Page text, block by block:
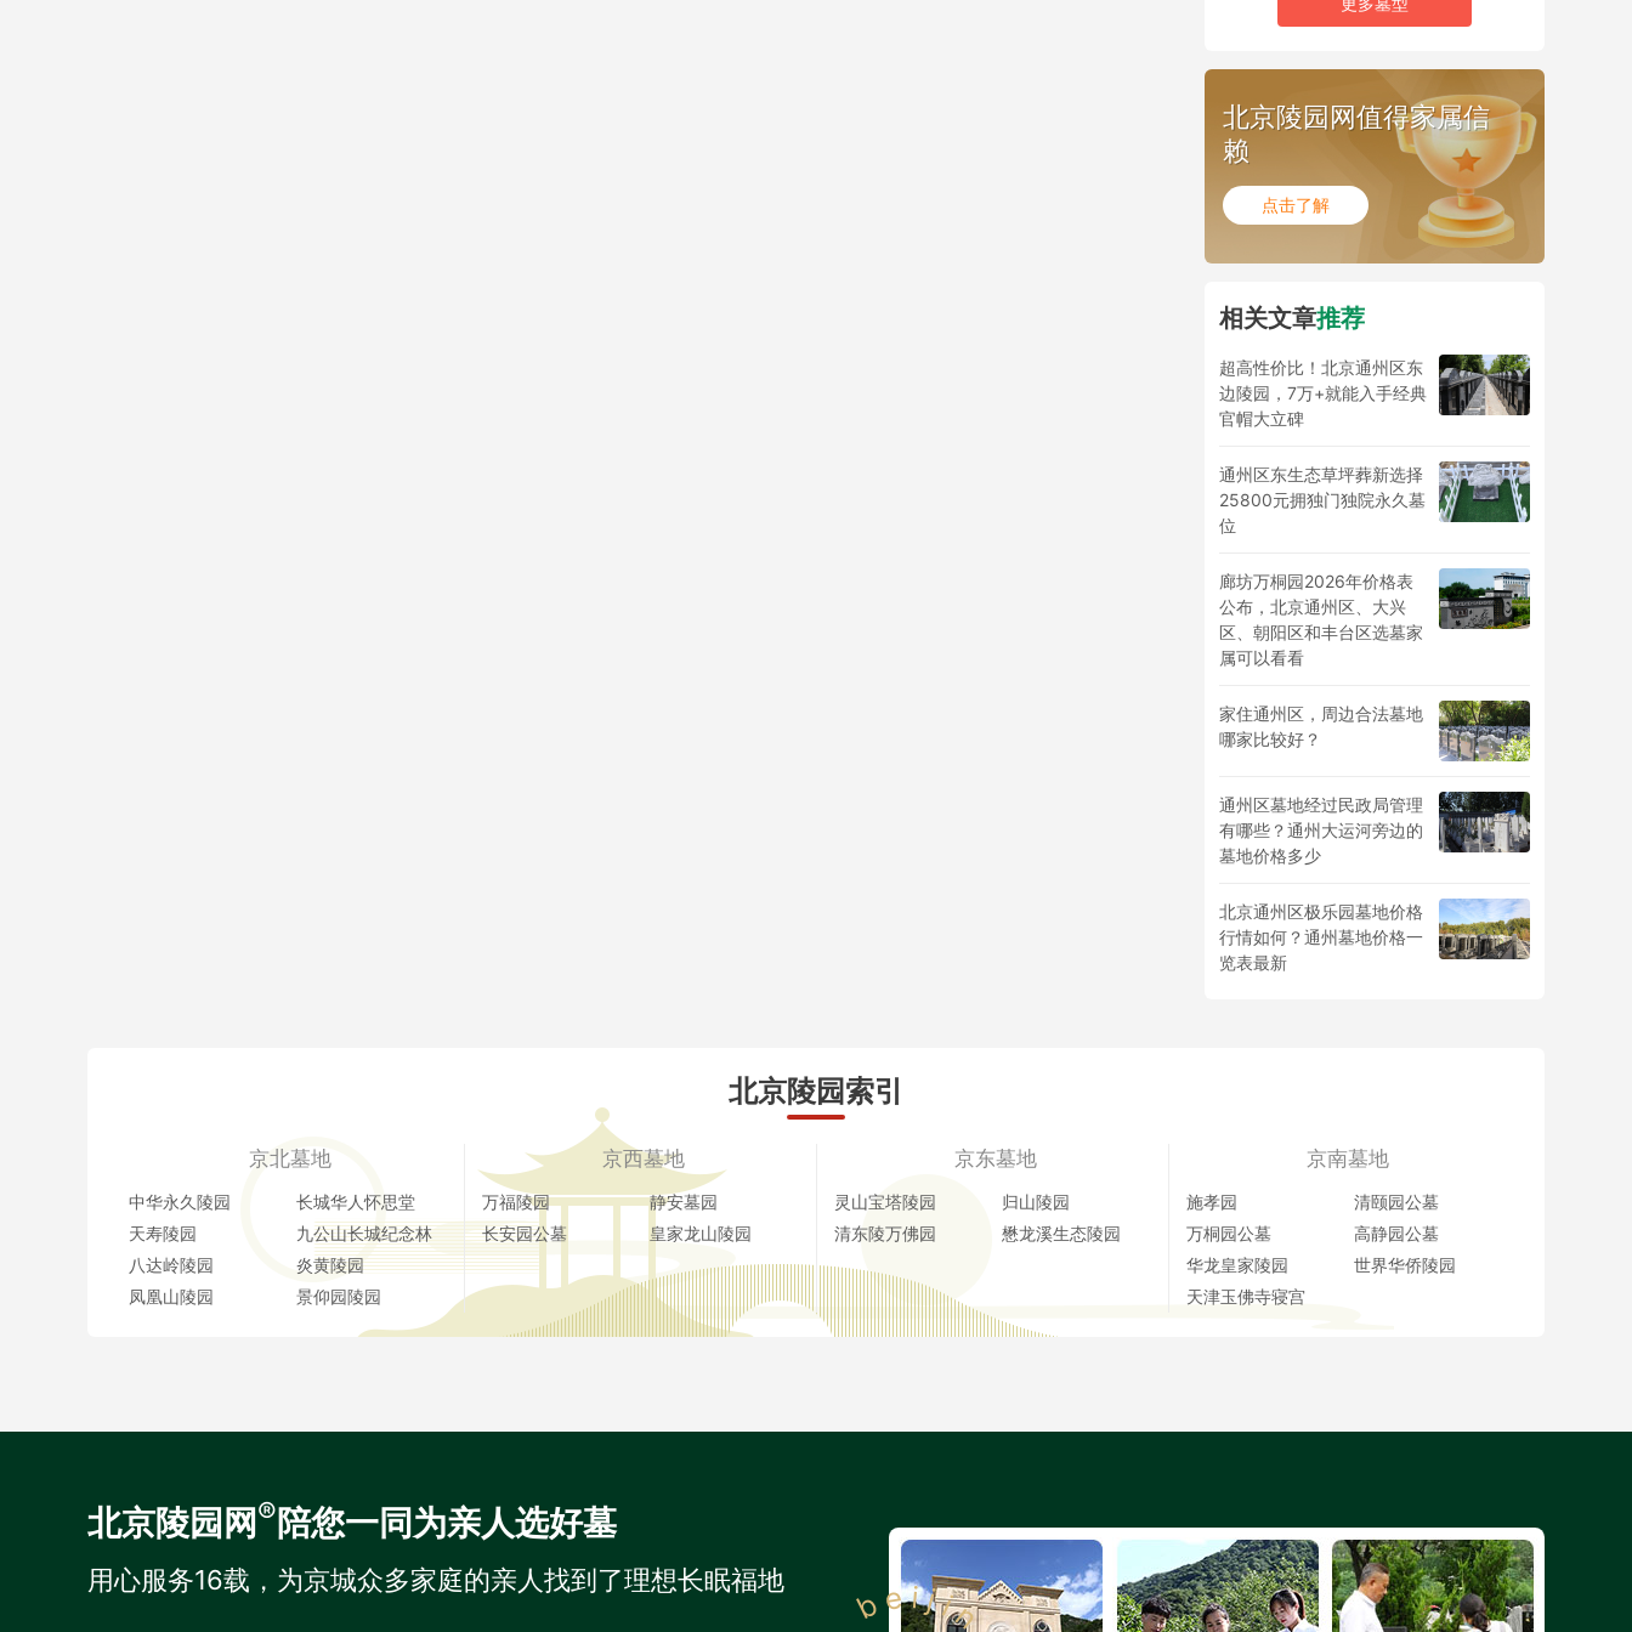
北京陵园网值得家属信
赖
点击了解
相关文章推荐
超高性价比！北京通州区东
边陵园，7万+就能入手经典
官帽大立碑
通州区东生态草坪葬新选择
25800元拥独门独院永久墓
位
廊坊万桐园2026年价格表
公布，北京通州区、大兴
区、朝阳区和丰台区选墓家
属可以看看
家住通州区，周边合法墓地
哪家比较好？
通州区墓地经过民政局管理
有哪些？通州大运河旁边的
墓地价格多少
北京通州区极乐园墓地价格
行情如何？通州墓地价格一
览表最新
北京陵园索引
京北墓地
中华永久陵园
长城华人怀思堂
天寿陵园
九公山长城纪念林
八达岭陵园
炎黄陵园
凤凰山陵园
景仰园陵园
京西墓地
万福陵园
静安墓园
长安园公墓
皇家龙山陵园
京东墓地
灵山宝塔陵园
归山陵园
清东陵万佛园
懋龙溪生态陵园
京南墓地
施孝园
清颐园公墓
万桐园公墓
高静园公墓
华龙皇家陵园
世界华侨陵园
天津玉佛寺寝宫
北京陵园网 ®陪您一同为亲人选好墓
用心服务16载，为京城众多家庭的亲人找到了理想长眠福地